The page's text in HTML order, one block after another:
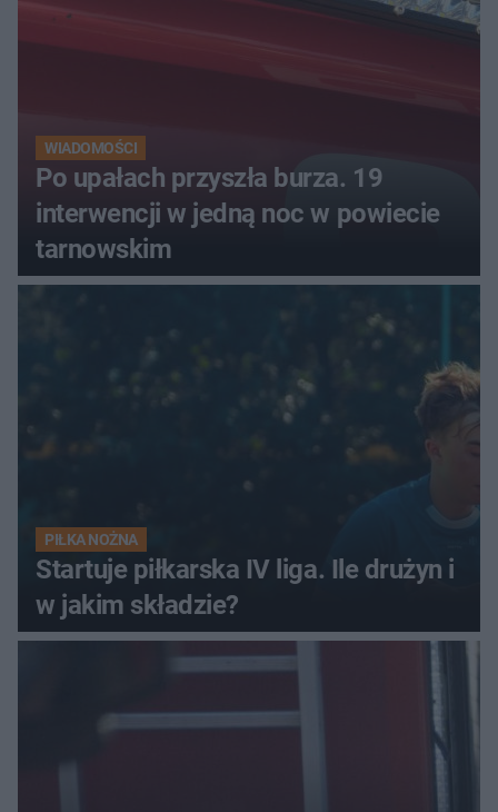
WIADOMOŚCI
Po upałach przyszła burza. 19
interwencji w jedną noc w powiecie
tarnowskim
PIŁKA NOŻNA
Startuje piłkarska IV liga. Ile drużyn i
w jakim składzie?